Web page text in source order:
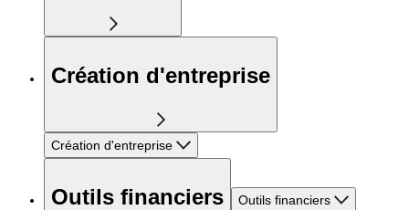
Création d'entreprise
Création d'entreprise
Outils financiers Outils financiers